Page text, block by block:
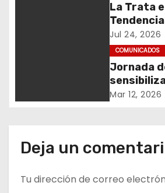
n
r
a
La Trata
Nuevos
Mundo –
Jul 24, 2026
COMUNICADOS
Jornada
Mar 12, 2026
Deja un
Tu dirección de correo